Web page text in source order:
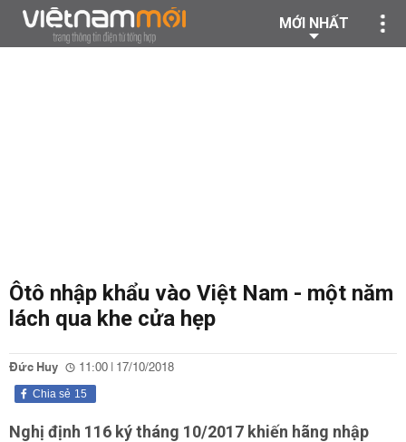
MỚI NHẤT
Ôtô nhập khẩu vào Việt Nam - một năm
lách qua khe cửa hẹp
Đức Huy 11:00 | 17/10/2018
15
Chia sẻ
Nghị định 116 ký tháng 10/2017 khiến hãng nhập